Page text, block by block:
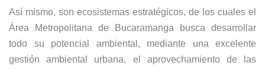
Así mismo, son ecosistemas estratégicos, de los cuales el
Área Metropolitana de Bucaramanga busca desarrollar
todo su potencial ambiental, mediante una excelente
gestión ambiental urbana, el aprovechamiento de las